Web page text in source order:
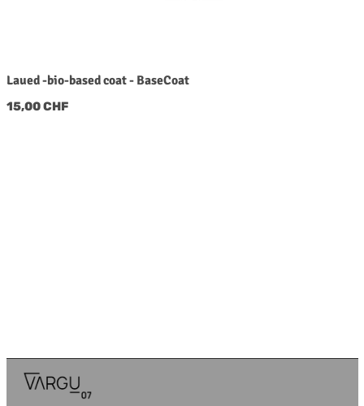
Laued -bio-based coat - BaseCoat
Regulärer Preis:
15,00 CHF